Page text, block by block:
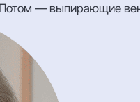
— выпирающие